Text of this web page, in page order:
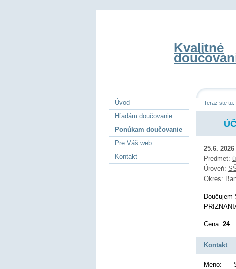
Kvalitné
Teraz ste tu:
25.6. 2026
Predmet:
Úroveň:
Okres:
Cena: 24
Kontakt
Meno:
Úvod
Hľadám doučovanie
Ponúkam doučovanie
Pre Váš web
Kontakt